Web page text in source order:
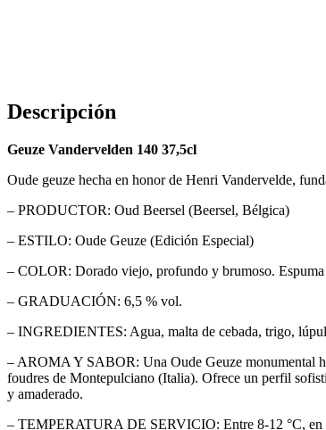
Descripción
Geuze Vandervelden 140 37,5cl
Oude geuze hecha en honor de Henri Vandervelde,
– PRODUCTOR: Oud Beersel (Beersel, Bélgica)
– ESTILO: Oude Geuze (Edición Especial)
– COLOR: Dorado viejo, profundo y brumoso. Espuma
– GRADUACIÓN: 6,5 % vol.
– INGREDIENTES: Agua, malta de cebada, trigo,
– AROMA Y SABOR: Una Oude Geuze monumental
foudres de Montepulciano (Italia). Ofrece un perfil
y amaderado.
– TEMPERATURA DE SERVICIO: Entre 8-12 °C, en